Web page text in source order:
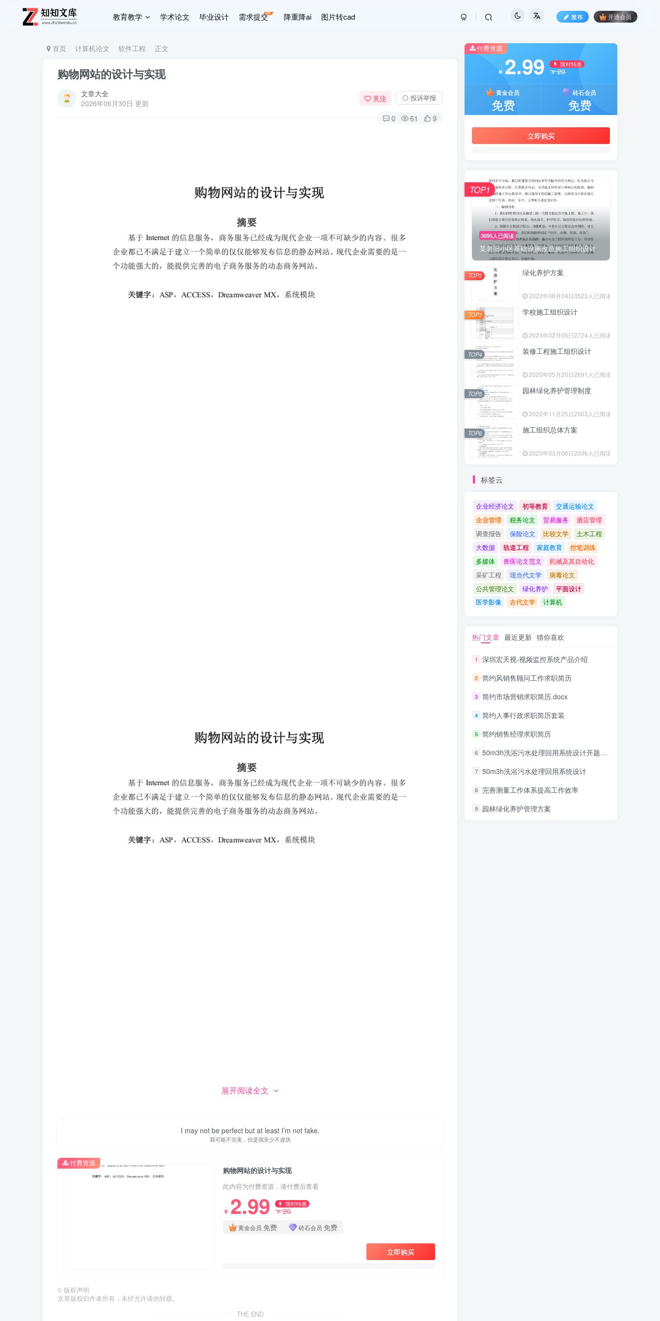
教育教学 学术论文 毕业设计 需求提交新 降重降ai 图片转cad 发布 开通会员
首页 计算机论文 软件工程 正文
购物网站的设计与实现
文章大全
2026年06月30日 更新
关注 ⚪ 投诉举报
0 61 9
展开阅读全文
I may not be perfect but at least I’m not fake.
我可能不完美，但是我至少不虚伪
购物网站的设计与实现
此内容为付费资源，请付费后查看
￥ 2.99 限时特惠
￥20
黄金会员 免费 砖石会员 免费
立即购买
付费资源
© 版权声明
文章版权归作者所有，未经允许请勿转载。
THE END
付费资源
￥ 2.99 限时特惠
￥20
黄金会员
免费
砖石会员
免费
立即购买
3695人已阅读
某老旧小区基础设施改造施工组织设计
TOP1
绿化养护方案
2022年08月04日3523人已阅读
TOP2
学校施工组织设计
2023年02月05日2724人已阅读
TOP3
装修工程施工组织设计
2020年05月20日2691人已阅读
TOP4
园林绿化养护管理制度
2022年11月25日2563人已阅读
TOP5
施工组织总体方案
2023年03月06日2336人已阅读
TOP6
标签云
企业经济论文 初等教育
交通运输论文
企业管理
税务论文 贸易服务
酒店管理
调查报告
保险论文 比较文学
土木工程
大数据
轨道工程 家庭教育
控笔训练
多媒体
兽医论文范文
机械及其自动化
采矿工程
现当代文学
病毒论文
公共管理论文
绿化养护
平面设计
医学影像
古代文学 计算机
热门文章 最近更新 猜你喜欢
1 深圳宏天视-视频监控系统产品介绍
2 简约风销售顾问工作求职简历
3 简约市场营销求职简历.docx
4 简约人事行政求职简历套装
5 简约销售经理求职简历
6 50m3h洗浴污水处理回用系统设计开题报告
7 50m3h洗浴污水处理回用系统设计
8 完善测量工作体系提高工作效率
9 园林绿化养护管理方案